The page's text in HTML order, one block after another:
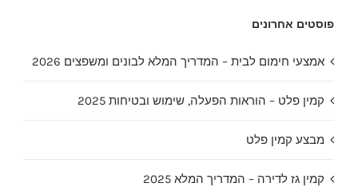
פוסטים אחרונים
אמצעי חימום לבית – המדריך המלא לבונים ומשפצים 2026
קמין פלט – הוראות הפעלה, שימוש ובטיחות 2025
מבצע קמין פלט
קמין גז לדירה – המדריך המלא 2025